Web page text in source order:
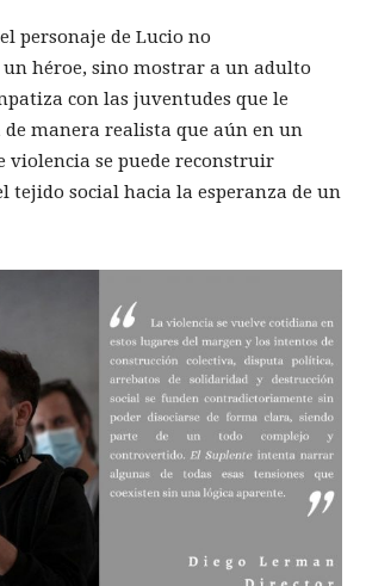
personaje de Lucio no
un héroe, sino mostrar a un adulto
con las juventudes que le
manera realista que aún en un
violencia se puede reconstruir
tejido social hacia la esperanza de un